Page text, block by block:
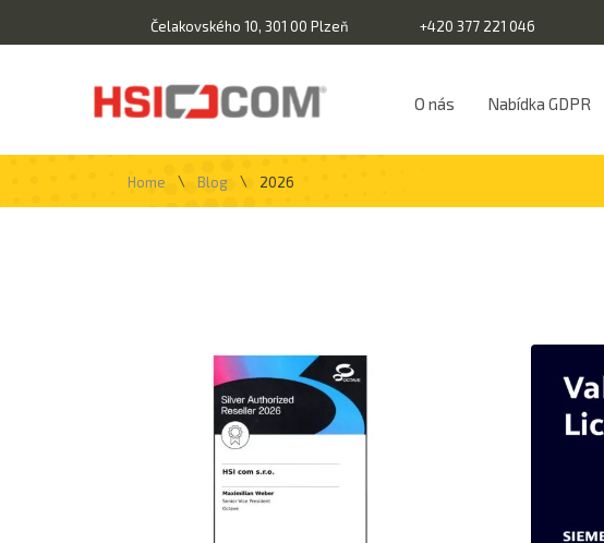
Čelakovského 10, 301 00 Plzeň +420 377 221 046
O nás Nabídka GDPR
Home \ Blog \ 2026